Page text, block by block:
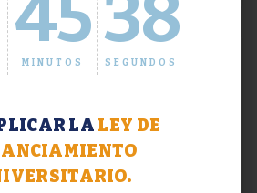
45
MINUTOS
39
SEGUNDOS
LA LEY DE